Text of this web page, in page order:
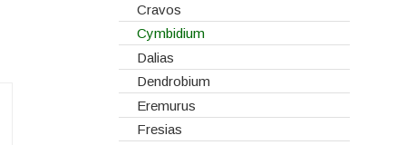
Spray
Tabuleiros/Bases
Telas/Tecidos
Vidros
Cravos
Cymbidium
Dalias
Dendrobium
Eremurus
Fresias